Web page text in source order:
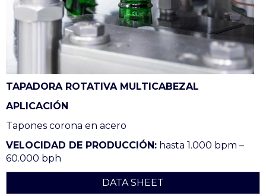
TAPADORA ROTATIVA MULTICABEZAL
APLICACIÓN
Tapones corona en acero
VELOCIDAD DE PRODUCCIÓN: hasta 1.000 bpm –
60.000 bph
DATA SHEET